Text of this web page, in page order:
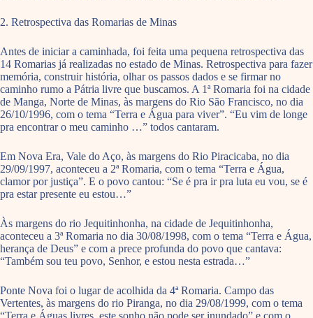
2. Retrospectiva das Romarias de Minas
Antes de iniciar a caminhada, foi feita uma pequena retrospectiva das
14 Romarias já realizadas no estado de Minas. Retrospectiva para fazer
memória, construir história, olhar os passos dados e se firmar no
caminho rumo a Pátria livre que buscamos. A 1ª Romaria foi na cidade
de Manga, Norte de Minas, às margens do Rio São Francisco, no dia
26/10/1996, com o tema “Terra e Água para viver”. “Eu vim de longe
pra encontrar o meu caminho …” todos cantaram.
Em Nova Era, Vale do Aço, às margens do Rio Piracicaba, no dia
29/09/1997, aconteceu a 2ª Romaria, com o tema “Terra e Água,
clamor por justiça”. E o povo cantou: “Se é pra ir pra luta eu vou, se é
pra estar presente eu estou…”
Às margens do rio Jequitinhonha, na cidade de Jequitinhonha,
aconteceu a 3ª Romaria no dia 30/08/1998, com o tema “Terra e Água,
herança de Deus” e com a prece profunda do povo que cantava:
“Também sou teu povo, Senhor, e estou nesta estrada…”
Ponte Nova foi o lugar de acolhida da 4ª Romaria. Campo das
Vertentes, às margens do rio Piranga, no dia 29/08/1999, com o tema